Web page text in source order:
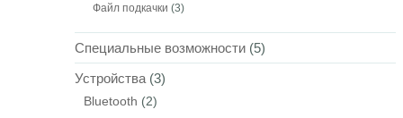
Файл подкачки (3)
Специальные возможности (5)
Устройства (3)
Bluetooth (2)